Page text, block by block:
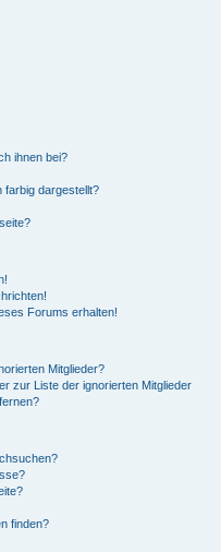
ihnen bei?
farbig dargestellt?
Forums erhalten!
Mitglieder?
zur Liste der ignorierten Mitglieder
finden?